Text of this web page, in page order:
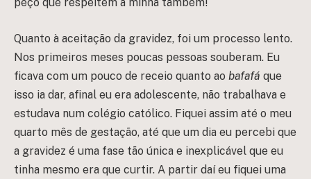
Quanto à aceitação da gravidez, foi um processo lento.
Nos primeiros meses poucas pessoas souberam. Eu
ficava com um pouco de receio quanto ao bafafá que
isso ia dar, afinal eu era adolescente, não trabalhava e
estudava num colégio católico. Fiquei assim até o meu
quarto mês de gestação, até que um dia eu percebi que
a gravidez é uma fase tão única e inexplicável que eu
tinha mesmo era que curtir. A partir daí eu fiquei uma